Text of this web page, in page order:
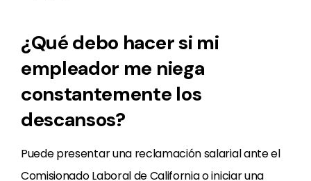
¿Qué debo hacer si mi
empleador me niega
constantemente los
descansos?
Puede presentar una reclamación salarial ante el
Comisionado Laboral de California o iniciar una